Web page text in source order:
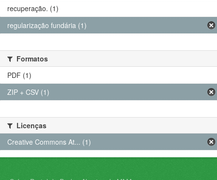
recuperação. (1)
regularização fundária (1)
Formatos
PDF (1)
ZIP + CSV (1)
Licenças
Creative Commons At... (1)